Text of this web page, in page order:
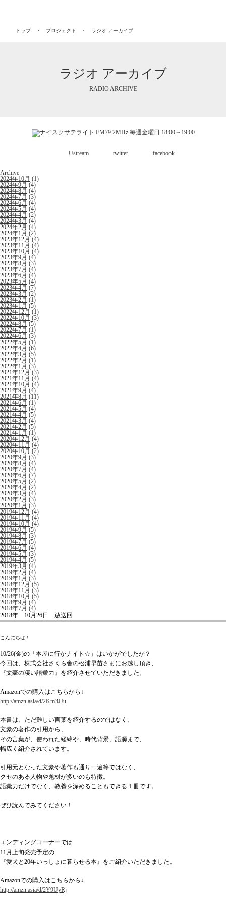
トップ プロジェクト ラジオ アーカイブ
ラジオ アーカイブ
RADIO ARCHIVE
Ustream twitter facebook
Archive
2024年10月 (1)
2024年9月 (4)
2024年8月 (4)
2024年7月 (3)
2024年6月 (4)
2024年5月 (4)
2024年4月 (2)
2024年3月 (4)
2024年2月 (4)
2024年1月 (2)
2023年12月(4)
2023年11月 (4)
2023年10月 (4)
2023年9月 (4)
2023年8月 (3)
2023年7月 (4)
2023年6月 (4)
2023年5月 (4)
2023年4月 (7)
2023年3月 (2)
2023年2月 (1)
2023年1月 (5)
2022年12月(1)
2022年10月 (3)
2022年8月 (5)
2022年7月 (1)
2022年6月 (3)
2022年5月 (1)
2022年4月 (6)
2022年3月 (5)
2022年2月 (1)
2022年1月 (3)
2021年12月(3)
2021年11月 (4)
2021年10月 (4)
2021年9月 (4)
2021年8月 (11)
2021年6月 (1)
2021年5月 (4)
2021年4月 (5)
2021年3月 (4)
2021年2月 (5)
2021年1月 (1)
2020年12月(4)
2020年11月 (4)
2020年10月 (2)
2020年9月 (3)
2020年8月 (4)
2020年7月 (4)
2020年6月 (7)
2020年5月 (2)
2020年4月 (2)
2020年3月 (4)
2020年2月 (3)
2020年1月 (3)
2019年12月(4)
2019年11月 (4)
2019年10月 (4)
2019年9月 (5)
2019年8月 (3)
2019年7月 (5)
2019年6月 (4)
2019年5月 (3)
2019年4月 (5)
2019年3月 (4)
2019年2月 (4)
2019年1月 (3)
2018年12月(5)
2018年11月 (3)
2018年10月 (5)
2018年9月 (4)
2018年7月 (4)
2018年 10月26日 放送回
こんにちは！
10/26(金)の「本屋に行かナイト☆」はいかがでしたか？
今回は、株式会社さくら舎の松浦早苗さまにお越し頂き、
『文豪の凄い語彙力』を紹介させていただきました。
Amazonでの購入はこちらから↓
http://amzn.asia/d/2Km3JJu
本書は、ただ難しい言葉を紹介するのではなく、
文豪の著作の引用から、
その言葉が、使われた経緯や、時代背景、語源まで、
幅広く紹介されています。
引用元となった文豪や著作も通り一遍等ではなく、
クセのある人物や題材が多いのも特徴。
語彙力だけでなく、教養を深めることもできる１冊です。
ぜひ読んでみてください！
エンディングコーナーでは
11月上旬発売予定の
『愛犬と20年いっしょに暮らせる本』をご紹介いただきました。
Amazonでの購入はこちらから↓
http://amzn.asia/d/2Y9UyRj